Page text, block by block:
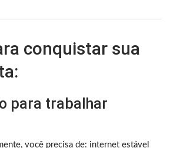
conquistar sua
para trabalhar
você precisa de: internet estável